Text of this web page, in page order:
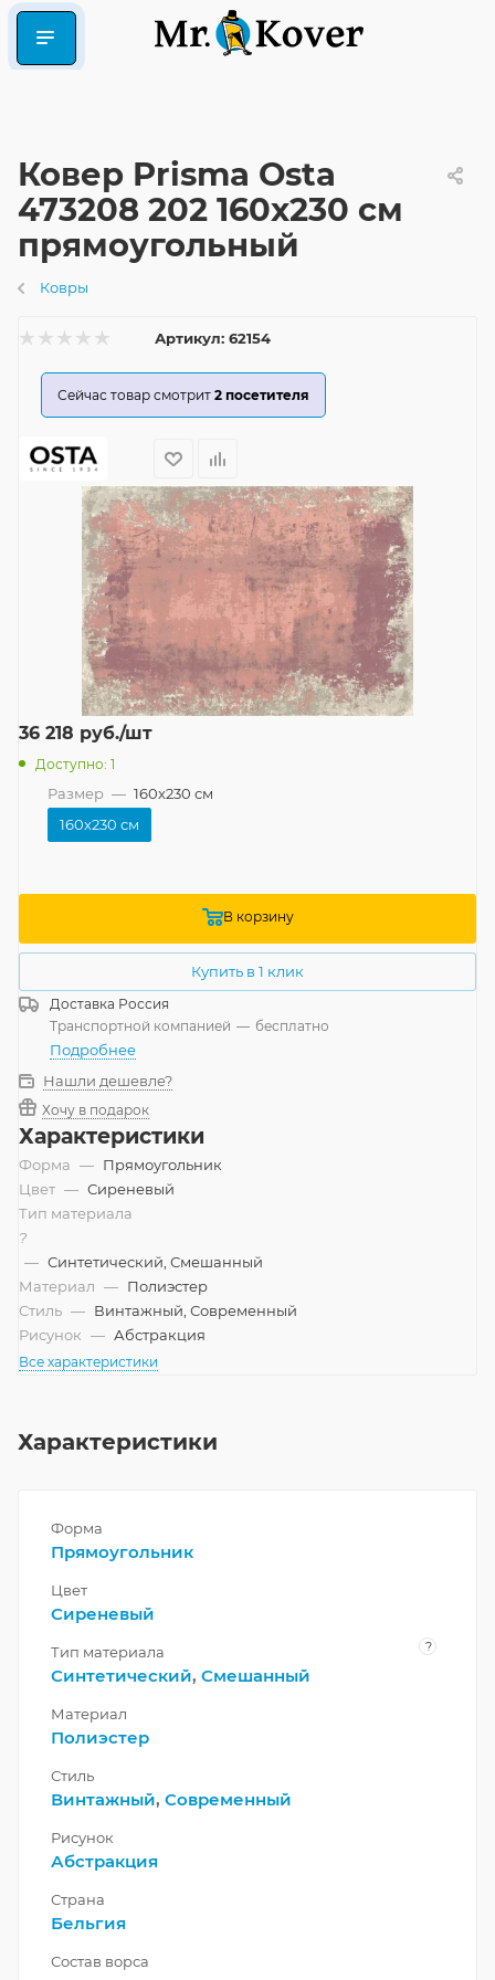
Ковер Prisma Osta
473208 202 160x230 см
прямоугольный
Ковры
Артикул: 62154
Сейчас товар смотрит 2 посетителя
36 218 руб./шт
Доступно: 1
Размер — 160x230 см
160x230 см
В корзину
Купить в 1 клик
Доставка Россия
Транспортной компанией — бесплатно
Подробнее
Нашли дешевле?
Хочу в подарок
Характеристики
Форма — Прямоугольник
Цвет — Сиреневый
Тип материала
?
— Синтетический, Смешанный
Материал — Полиэстер
Стиль — Винтажный, Современный
Рисунок — Абстракция
Все характеристики
Характеристики
Форма
Прямоугольник
Цвет
Сиреневый
Тип материала ?
Синтетический, Смешанный
Материал
Полиэстер
Стиль
Винтажный, Современный
Рисунок
Абстракция
Страна
Бельгия
Состав ворса